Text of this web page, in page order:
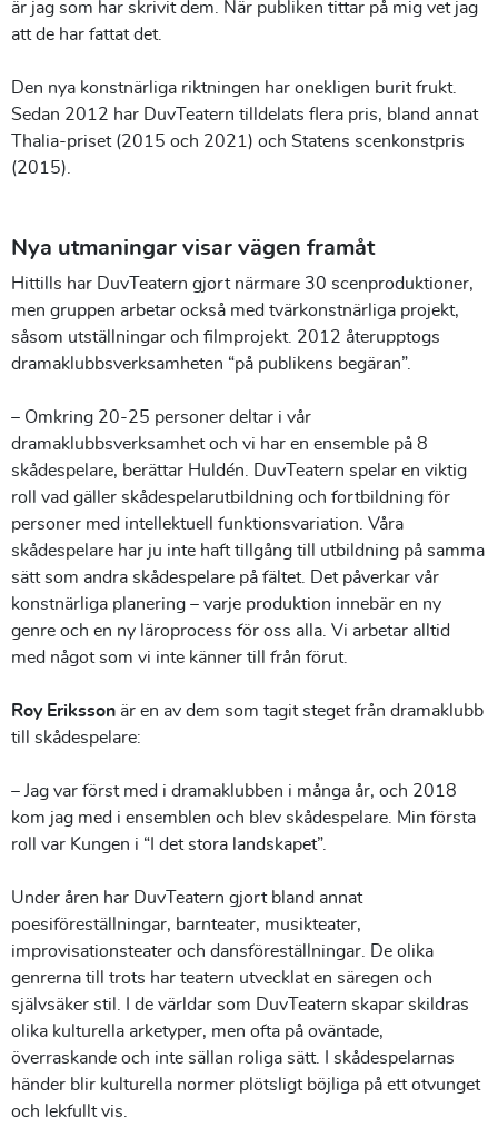
är jag som har skrivit dem. När publiken tittar på mig vet jag
att de har fattat det.
Den nya konstnärliga riktningen har onekligen burit frukt.
Sedan 2012 har DuvTeatern tilldelats flera pris, bland annat
Thalia-priset (2015 och 2021) och Statens scenkonstpris
(2015).
Nya utmaningar visar vägen framåt
Hittills har DuvTeatern gjort närmare 30 scenproduktioner,
men gruppen arbetar också med tvärkonstnärliga projekt,
såsom utställningar och filmprojekt. 2012 återupptogs
dramaklubbsverksamheten “på publikens begäran”.
– Omkring 20-25 personer deltar i vår
dramaklubbsverksamhet och vi har en ensemble på 8
skådespelare, berättar Huldén. DuvTeatern spelar en viktig
roll vad gäller skådespelarutbildning och fortbildning för
personer med intellektuell funktionsvariation. Våra
skådespelare har ju inte haft tillgång till utbildning på samma
sätt som andra skådespelare på fältet. Det påverkar vår
konstnärliga planering – varje produktion innebär en ny
genre och en ny läroprocess för oss alla. Vi arbetar alltid
med något som vi inte känner till från förut.
Roy Eriksson är en av dem som tagit steget från dramaklubb
till skådespelare:
– Jag var först med i dramaklubben i många år, och 2018
kom jag med i ensemblen och blev skådespelare. Min första
roll var Kungen i “I det stora landskapet”.
Under åren har DuvTeatern gjort bland annat
poesiföreställningar, barnteater, musikteater,
improvisationsteater och dansföreställningar. De olika
genrerna till trots har teatern utvecklat en säregen och
självsäker stil. I de världar som DuvTeatern skapar skildras
olika kulturella arketyper, men ofta på oväntade,
överraskande och inte sällan roliga sätt. I skådespelarnas
händer blir kulturella normer plötsligt böjliga på ett otvunget
och lekfullt vis.